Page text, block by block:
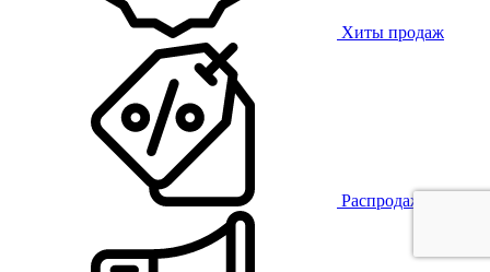
Хиты продаж
Распродажа